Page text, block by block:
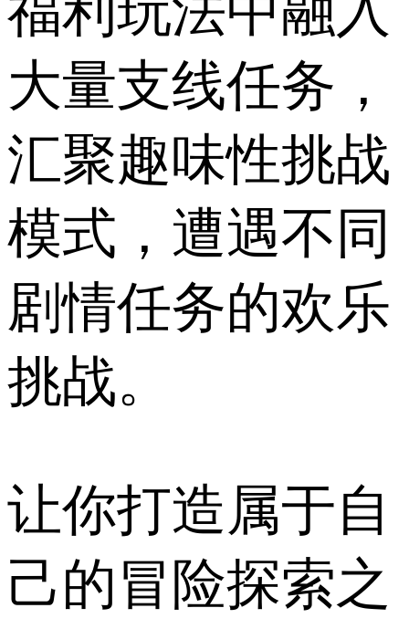
福利玩法中融入
大量支线任务，
汇聚趣味性挑战
模式，遭遇不同
剧情任务的欢乐
挑战。
让你打造属于自
己的冒险探索之